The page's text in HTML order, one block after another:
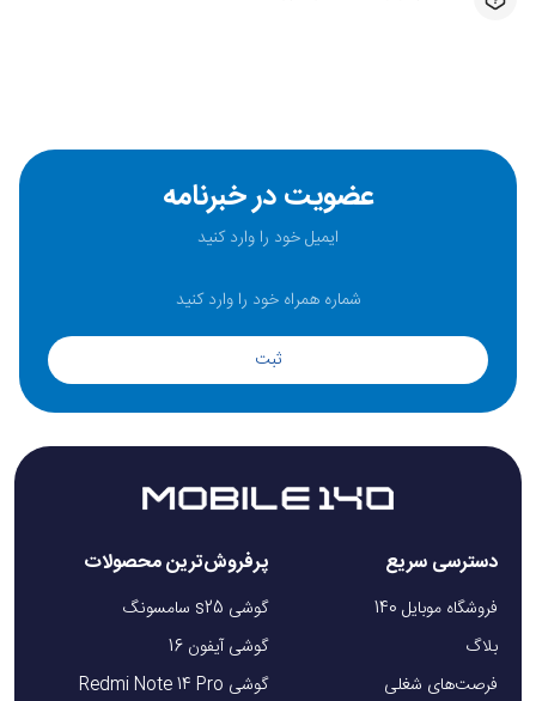
عضویت در خبرنامه
ثبت
دسترسی سریع
فروشگاه موبایل 140
بلاگ
فرصت‌های شغلی
پرفروش‌ترین محصولات
گوشی s25 سامسونگ
گوشی آیفون 16
گوشی Redmi Note 14 Pro